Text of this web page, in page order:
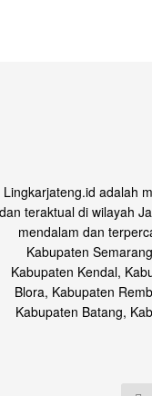
Lingkarjateng.id adalah
dan teraktual di wilayah
mendalam dan
Kabupaten
Kabupaten Kendal,
Blora, Kabupaten
Kabupaten Batang,